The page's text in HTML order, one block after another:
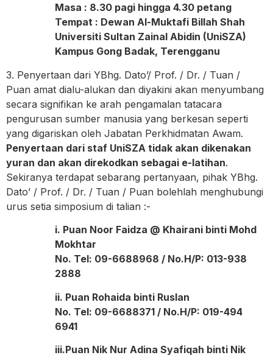
Masa : 8.30 pagi hingga 4.30 petang
Tempat : Dewan Al-Muktafi Billah Shah
Universiti Sultan Zainal Abidin (UniSZA)
Kampus Gong Badak, Terengganu
3. Penyertaan dari YBhg. Dato’/ Prof. / Dr. / Tuan /
Puan amat dialu-alukan dan diyakini akan menyumbang
secara signifikan ke arah pengamalan tatacara
pengurusan sumber manusia yang berkesan seperti
yang digariskan oleh Jabatan Perkhidmatan Awam.
Penyertaan dari staf UniSZA tidak akan dikenakan
yuran dan akan direkodkan sebagai e-latihan.
Sekiranya terdapat sebarang pertanyaan, pihak YBhg.
Dato’ / Prof. / Dr. / Tuan / Puan bolehlah menghubungi
urus setia simposium di talian :-
i. Puan Noor Faidza @ Khairani binti Mohd
Mokhtar
No. Tel: 09-6688968 / No.H/P: 013-938
2888
ii. Puan Rohaida binti Ruslan
No. Tel: 09-6688371 / No.H/P: 019-494
6941
iii.Puan Nik Nur Adina Syafiqah binti Nik